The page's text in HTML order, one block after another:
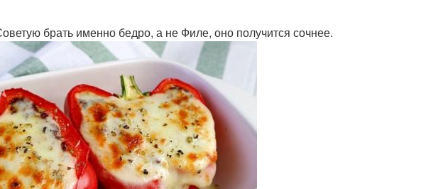
брать именно бедро, а не Филе, оно получится сочнее.